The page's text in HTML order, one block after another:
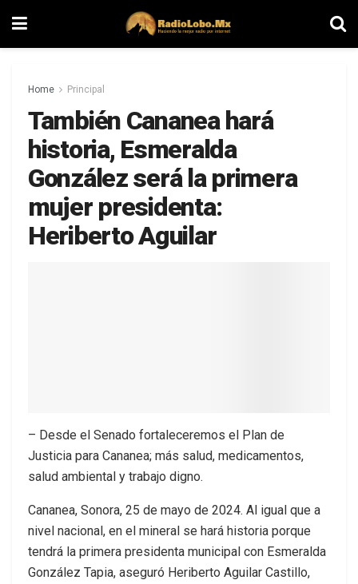
Home Principal
También Cananea hará
historia, Esmeralda
González será la primera
mujer presidenta:
Heriberto Aguilar
– Desde el Senado fortaleceremos el Plan de
Justicia para Cananea; más salud, medicamentos,
salud ambiental y trabajo digno.
Cananea, Sonora, 25 de mayo de 2024. Al igual que a
nivel nacional, en el mineral se hará historia porque
tendrá la primera presidenta municipal con Esmeralda
González Tapia, aseguró Heriberto Aguilar Castillo,